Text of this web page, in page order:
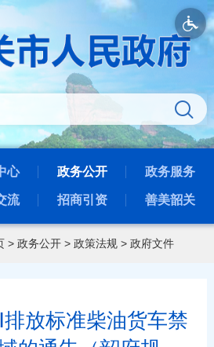
心 政务公开 政务服务
流 招商引资 善美韶关
> 政务公开> 政策法规> 政府文件
放标准柴油货车禁